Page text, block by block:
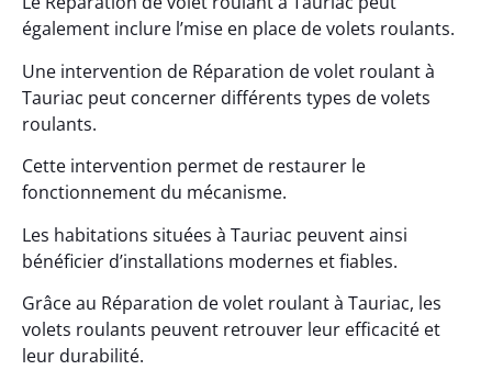
également inclure l’mise en place de volets roulants.
Une intervention de Réparation de volet roulant à
Tauriac peut concerner différents types de volets
roulants.
Cette intervention permet de restaurer le
fonctionnement du mécanisme.
Les habitations situées à Tauriac peuvent ainsi
bénéficier d’installations modernes et fiables.
Grâce au Réparation de volet roulant à Tauriac, les
volets roulants peuvent retrouver leur efficacité et
leur durabilité.